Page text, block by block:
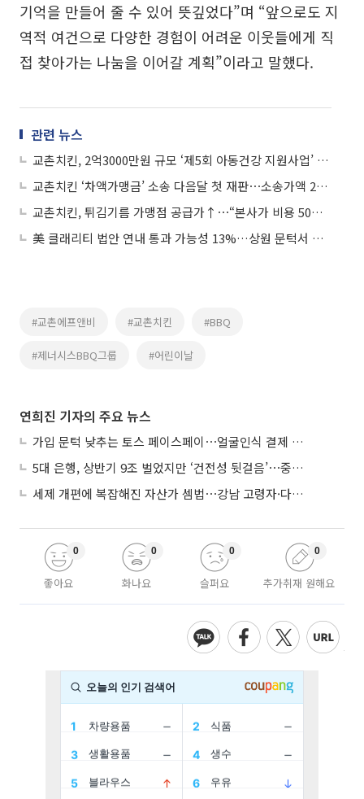
기억을 만들어 줄 수 있어 뜻깊었다”며 “앞으로도 지
역적 여건으로 다양한 경험이 어려운 이웃들에게 직
접 찾아가는 나눔을 이어갈 계획”이라고 말했다.
관련 뉴스
교촌치킨, 2억3000만원 규모 ‘제5회 아동건강 지원사업’ 본격 시작
교촌치킨 ‘차액가맹금’ 소송 다음달 첫 재판⋯소송가액 23억원
교촌치킨, 튀김기름 가맹점 공급가↑⋯“본사가 비용 50% 부담”
美 클래리티 법안 연내 통과 가능성 13%…상원 문턱서 제동
#교촌에프앤비 #교촌치킨 #BBQ
#제너시스BBQ그룹 #어린이날
연희진 기자의 주요 뉴스
가입 문턱 낮추는 토스 페이스페이⋯얼굴인식 결제 확산 속도낸다
5대 은행, 상반기 9조 벌었지만 ‘건전성 뒷걸음’⋯중기대출 문턱 높아지나
세제 개편에 복잡해진 자산가 셈법⋯강남 고령자·다주택자 ‘자산재편 고심’
좋아요
0
화나요
0
슬퍼요
0
추가취재 원해요
0